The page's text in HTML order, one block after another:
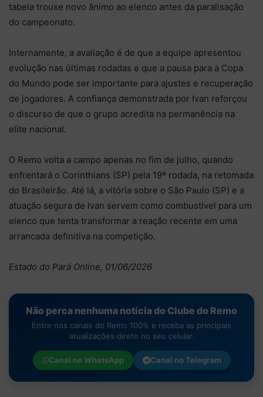
tabela trouxe novo ânimo ao elenco antes da paralisação
do campeonato.
Internamente, a avaliação é de que a equipe apresentou
evolução nas últimas rodadas e que a pausa para a Copa
do Mundo pode ser importante para ajustes e recuperação
de jogadores. A confiança demonstrada por Ivan reforçou
o discurso de que o grupo acredita na permanência na
elite nacional.
O Remo volta a campo apenas no fim de julho, quando
enfrentará o Corinthians (SP) pela 19ª rodada, na retomada
do Brasileirão. Até lá, a vitória sobre o São Paulo (SP) e a
atuação segura de Ivan servem como combustível para um
elenco que tenta transformar a reação recente em uma
arrancada definitiva na competição.
Estado do Pará Online, 01/06/2026
Não perca nenhuma notícia do Clube do Remo
Entre nos canais do Remo 100% e receba as principais
atualizações direto no seu celular.
Canal noWhatsApp Canal noTelegram